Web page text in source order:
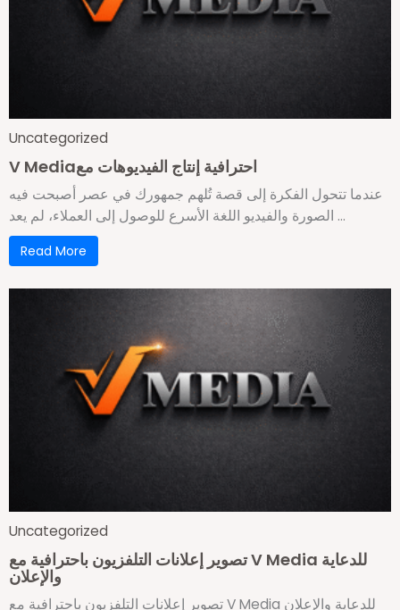
Uncategorized
V Mediaاحترافية إنتاج الفيديوهات مع
عندما تتحول الفكرة إلى قصة تُلهم جمهورك في عصر أصبحت فيه
الصورة والفيديو اللغة الأسرع للوصول إلى العملاء، لم يعد ...
Read More
Uncategorized
تصوير إعلانات التلفزيون باحترافية مع V Media للدعاية
والإعلان
تصوير إعلانات التلفزيون باحترافية مع V Media للدعاية والإعلان